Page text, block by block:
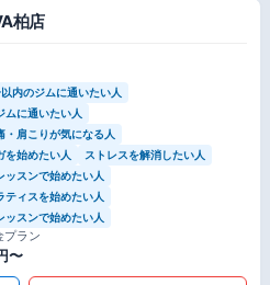
柏店
内のジムに通いたい人
ムに通いたい人
・肩こりが気になる人
を始めたい人
ストレスを解消したい人
ッスンで始めたい人
ティスを始めたい人
ッスンで始めたい人
プラン
〜